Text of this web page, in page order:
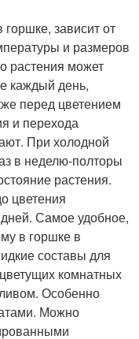
горшке, зависит от
и размеров
растения может
каждый день,
перед цветением
и перехода
При холодной
в неделю-полторы
растения.
цветения
Самое удобное,
в горшке в
составы для
комнатных
Особенно
Можно